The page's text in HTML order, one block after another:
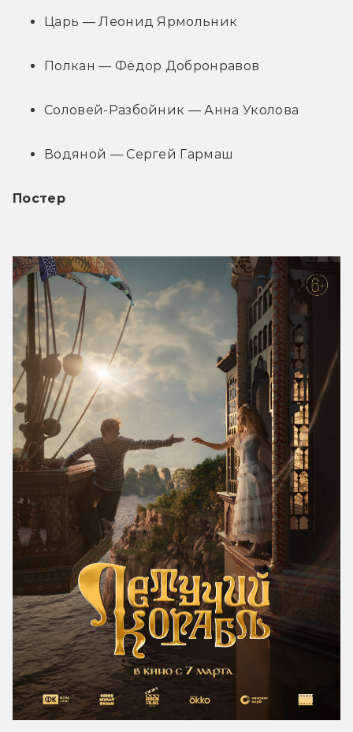
Царь — Леонид Ярмольник
Полкан — Фёдор Добронравов
Соловей-Разбойник — Анна Уколова
Водяной — Сергей Гармаш
Постер